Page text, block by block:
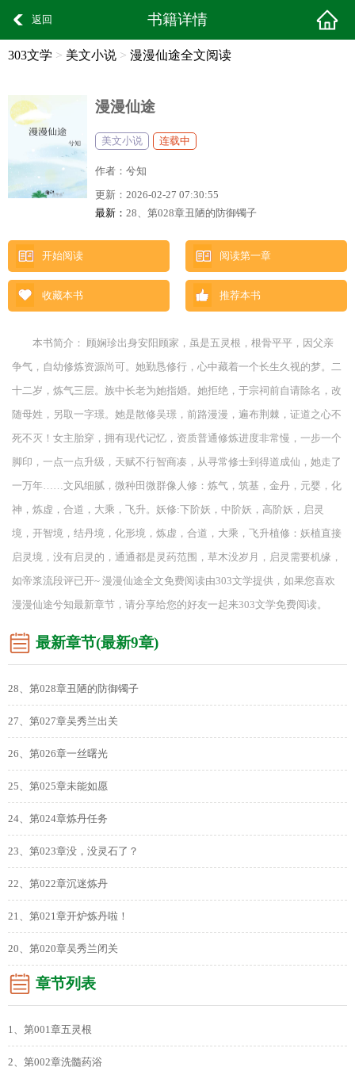
返回 书籍详情
303文学 > 美文小说 > 漫漫仙途全文阅读
漫漫仙途
美文小说 连载中
作者： 兮知
更新： 2026-02-27 07:30:55
最新： 28、第028章丑陋的防御镯子
开始阅读 阅读第一章
收藏本书 推荐本书
本书简介： 顾娴珍出身安阳顾家，虽是五灵根，根骨平平，因父亲
争气，自幼修炼资源尚可。她勤恳修行，心中藏着一个长生久视的梦。二
十二岁，炼气三层。族中长老为她指婚。她拒绝，于宗祠前自请除名，改
随母姓，另取一字璟。她是散修吴璟，前路漫漫，遍布荆棘，证道之心不
死不灭！女主胎穿，拥有现代记忆，资质普通修炼进度非常慢，一步一个
脚印，一点一点升级，天赋不行智商凑，从寻常修士到得道成仙，她走了
一万年……文风细腻，微种田微群像人修：炼气，筑基，金丹，元婴，化
神，炼虚，合道，大乘，飞升。妖修:下阶妖，中阶妖，高阶妖，启灵
境，开智境，结丹境，化形境，炼虚，合道，大乘，飞升植修：妖植直接
启灵境，没有启灵的，通通都是灵药范围，草木没岁月，启灵需要机缘，
如帝浆流段评已开~ 漫漫仙途全文免费阅读由303文学提供，如果您喜欢
漫漫仙途兮知最新章节，请分享给您的好友一起来303文学免费阅读。
最新章节(最新9章)
28、第028章丑陋的防御镯子
27、第027章吴秀兰出关
26、第026章一丝曙光
25、第025章未能如愿
24、第024章炼丹任务
23、第023章没，没灵石了？
22、第022章沉迷炼丹
21、第021章开炉炼丹啦！
20、第020章吴秀兰闭关
章节列表
1、第001章五灵根
2、第002章洗髓药浴